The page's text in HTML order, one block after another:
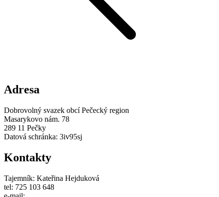
Adresa
Dobrovolný svazek obcí Pečecký region
Masarykovo nám. 78
289 11 Pečky
Datová schránka: 3iv95sj
Kontakty
Tajemník: Kateřina Hejduková
tel: 725 103 648